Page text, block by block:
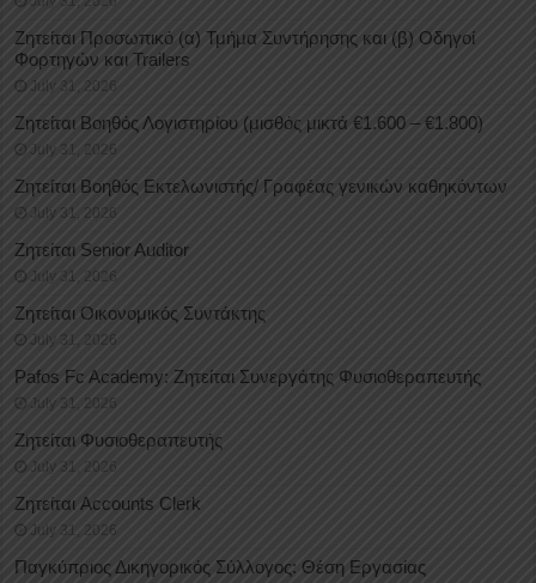
Ζητείται Προσωπικό (α) Τμήμα Συντήρησης και (β) Οδηγοί
Φορτηγών και Trailers
July 31, 2026
Ζητείται Βοηθός Λογιστηρίου (μισθός μικτά €1.600 – €1.800)
July 31, 2026
Ζητείται Βοηθός Εκτελωνιστής/ Γραφέας γενικών καθηκόντων
July 31, 2026
Ζητείται Senior Auditor
July 31, 2026
Ζητείται Οικονομικός Συντάκτης
July 31, 2026
Pafos Fc Academy: Ζητείται Συνεργάτης Φυσιοθεραπευτής
July 31, 2026
Ζητείται Φυσιοθεραπευτής
July 31, 2026
Ζητείται Accounts Clerk
July 31, 2026
Παγκύπριος Δικηγορικός Σύλλογος: Θέση Εργασίας